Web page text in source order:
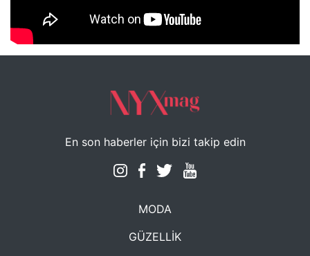
NYXmag 2. Yaş Kutlama Etkinliği
En son haberler için bizi takip edin
MODA
GÜZELLİK